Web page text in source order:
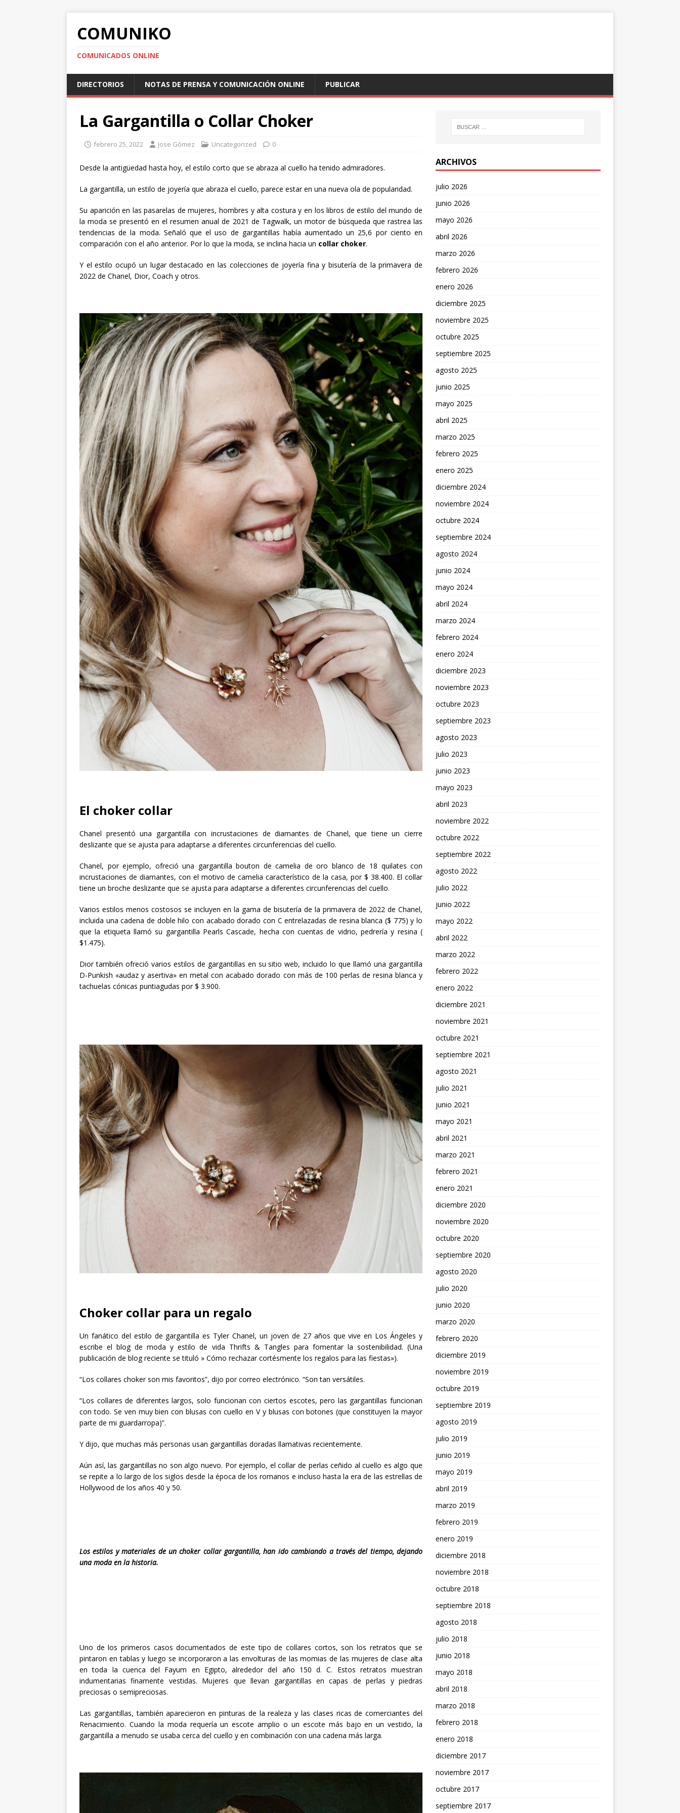
COMUNIKO
COMUNICADOS ONLINE
DIRECTORIOS NOTAS DE PRENSA Y COMUNICACIÓN ONLINE PUBLICAR
La Gargantilla o Collar Choker
febrero 25, 2022 Jose Gómez Uncategorized 0
Desde la antigüedad hasta hoy, el estilo corto que se abraza al cuello ha tenido admiradores.
La gargantilla, un estilo de joyería que abraza el cuello, parece estar en una nueva ola de popularidad.
Su aparición en las pasarelas de mujeres, hombres y alta costura y en los libros de estilo del mundo de
la moda se presentó en el resumen anual de 2021 de Tagwalk, un motor de búsqueda que rastrea las
tendencias de la moda. Señaló que el uso de gargantillas había aumentado un 25,6 por ciento en
comparación con el año anterior. Por lo que la moda, se inclina hacia un collar choker.
Y el estilo ocupó un lugar destacado en las colecciones de joyería fina y bisutería de la primavera de
2022 de Chanel, Dior, Coach y otros.
El choker collar
Chanel presentó una gargantilla con incrustaciones de diamantes de Chanel, que tiene un cierre
deslizante que se ajusta para adaptarse a diferentes circunferencias del cuello.
Chanel, por ejemplo, ofreció una gargantilla bouton de camelia de oro blanco de 18 quilates con
incrustaciones de diamantes, con el motivo de camelia característico de la casa, por $ 38.400. El collar
tiene un broche deslizante que se ajusta para adaptarse a diferentes circunferencias del cuello.
Varios estilos menos costosos se incluyen en la gama de bisutería de la primavera de 2022 de Chanel,
incluida una cadena de doble hilo con acabado dorado con C entrelazadas de resina blanca ($ 775) y lo
que la etiqueta llamó su gargantilla Pearls Cascade, hecha con cuentas de vidrio, pedrería y resina (
$1.475).
Dior también ofreció varios estilos de gargantillas en su sitio web, incluido lo que llamó una gargantilla
D-Punkish «audaz y asertiva» en metal con acabado dorado con más de 100 perlas de resina blanca y
tachuelas cónicas puntiagudas por $ 3.900.
Choker collar para un regalo
Un fanático del estilo de gargantilla es Tyler Chanel, un joven de 27 años que vive en Los Ángeles y
escribe el blog de moda y estilo de vida Thrifts & Tangles para fomentar la sostenibilidad. (Una
publicación de blog reciente se tituló » Cómo rechazar cortésmente los regalos para las fiestas»).
“Los collares choker son mis favoritos”, dijo por correo electrónico. “Son tan versátiles.
“Los collares de diferentes largos, solo funcionan con ciertos escotes, pero las gargantillas funcionan
con todo. Se ven muy bien con blusas con cuello en V y blusas con botones (que constituyen la mayor
parte de mi guardarropa)”.
Y dijo, que muchas más personas usan gargantillas doradas llamativas recientemente.
Aún así, las gargantillas no son algo nuevo. Por ejemplo, el collar de perlas ceñido al cuello es algo que
se repite a lo largo de los siglos desde la época de los romanos e incluso hasta la era de las estrellas de
Hollywood de los años 40 y 50.
Los estilos y materiales de un choker collar gargantilla, han ido cambiando a través del tiempo, dejando
una moda en la historia.
Uno de los primeros casos documentados de este tipo de collares cortos, son los retratos que se
pintaron en tablas y luego se incorporaron a las envolturas de las momias de las mujeres de clase alta
en toda la cuenca del Fayum en Egipto, alrededor del año 150 d. C. Estos retratos muestran
indumentarias finamente vestidas. Mujeres que llevan gargantillas en capas de perlas y piedras
preciosas o semipreciosas.
Las gargantillas, también aparecieron en pinturas de la realeza y las clases ricas de comerciantes del
Renacimiento. Cuando la moda requería un escote amplio o un escote más bajo en un vestido, la
gargantilla a menudo se usaba cerca del cuello y en combinación con una cadena más larga.
ARCHIVOS
julio 2026
junio 2026
mayo 2026
abril 2026
marzo 2026
febrero 2026
enero 2026
diciembre 2025
noviembre 2025
octubre 2025
septiembre 2025
agosto 2025
junio 2025
mayo 2025
abril 2025
marzo 2025
febrero 2025
enero 2025
diciembre 2024
noviembre 2024
octubre 2024
septiembre 2024
agosto 2024
junio 2024
mayo 2024
abril 2024
marzo 2024
febrero 2024
enero 2024
diciembre 2023
noviembre 2023
octubre 2023
septiembre 2023
agosto 2023
julio 2023
junio 2023
mayo 2023
abril 2023
noviembre 2022
octubre 2022
septiembre 2022
agosto 2022
julio 2022
junio 2022
mayo 2022
abril 2022
marzo 2022
febrero 2022
enero 2022
diciembre 2021
noviembre 2021
octubre 2021
septiembre 2021
agosto 2021
julio 2021
junio 2021
mayo 2021
abril 2021
marzo 2021
febrero 2021
enero 2021
diciembre 2020
noviembre 2020
octubre 2020
septiembre 2020
agosto 2020
julio 2020
junio 2020
marzo 2020
febrero 2020
diciembre 2019
noviembre 2019
octubre 2019
septiembre 2019
agosto 2019
julio 2019
junio 2019
mayo 2019
abril 2019
marzo 2019
febrero 2019
enero 2019
diciembre 2018
noviembre 2018
octubre 2018
septiembre 2018
agosto 2018
julio 2018
junio 2018
mayo 2018
abril 2018
marzo 2018
febrero 2018
enero 2018
diciembre 2017
noviembre 2017
octubre 2017
septiembre 2017